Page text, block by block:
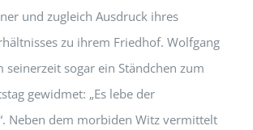
und zugleich Ausdruck ihres
zu ihrem Friedhof. Wolfgang
seinerzeit sogar ein Ständchen zum
gewidmet: „Es lebe der
Neben dem morbiden Witz vermittelt